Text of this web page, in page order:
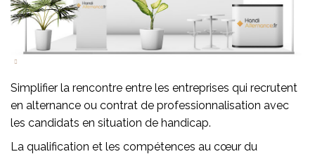
Simplifier la rencontre entre les entreprises qui recrutent
en alternance ou contrat de professionnalisation avec
les candidats en situation de handicap.
La qualification et les compétences au cœur du